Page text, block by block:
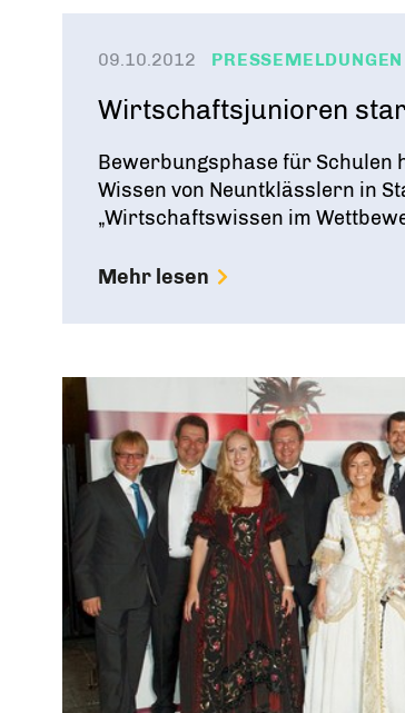
09.10.2012 PRESSEMELDUNGEN
Wirtschaftsjunioren
Bewerbungsphase für Schulen
Wissen von Neuntklässlern in
„Wirtschaftswissen im
Mehr lesen